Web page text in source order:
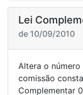
Lei
de 10/09/2010
Altera o
comissão
Complementar